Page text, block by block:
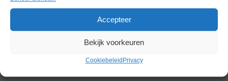
Accepteer
Bekijk voorkeuren
Cookiebeleid Privacy
LM 10296